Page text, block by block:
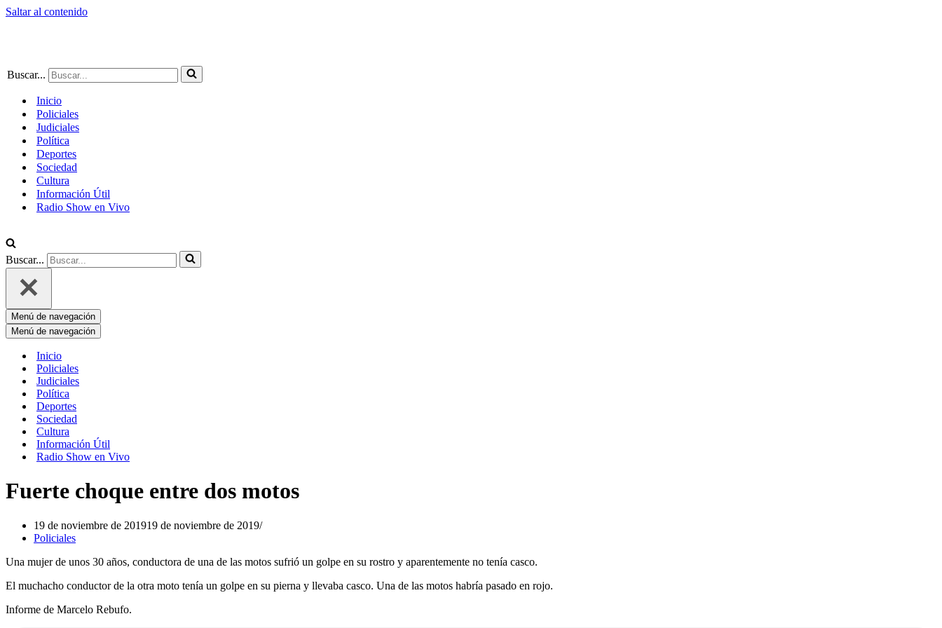
Saltar al contenido
Buscar...
Inicio
Policiales
Judiciales
Política
Deportes
Sociedad
Cultura
Información Útil
Radio Show en Vivo
Buscar...
Menú de navegación
Menú de navegación
Inicio
Policiales
Judiciales
Política
Deportes
Sociedad
Cultura
Información Útil
Radio Show en Vivo
Fuerte choque entre dos motos
19 de noviembre de 201919 de noviembre de 2019
Policiales
Una mujer de unos 30 años, conductora de una de las motos sufrió un golpe en su rostro y aparentemente no tenía casco.
El muchacho conductor de la otra moto tenía un golpe en su pierna y llevaba casco. Una de las motos habría pasado en rojo.
Informe de Marcelo Rebufo.